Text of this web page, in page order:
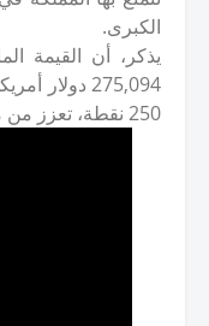
الكبرى.
يذكر، أن القيمة
275,094
250 نقطة، تعزز من موقعها في التصنيف العالمي.